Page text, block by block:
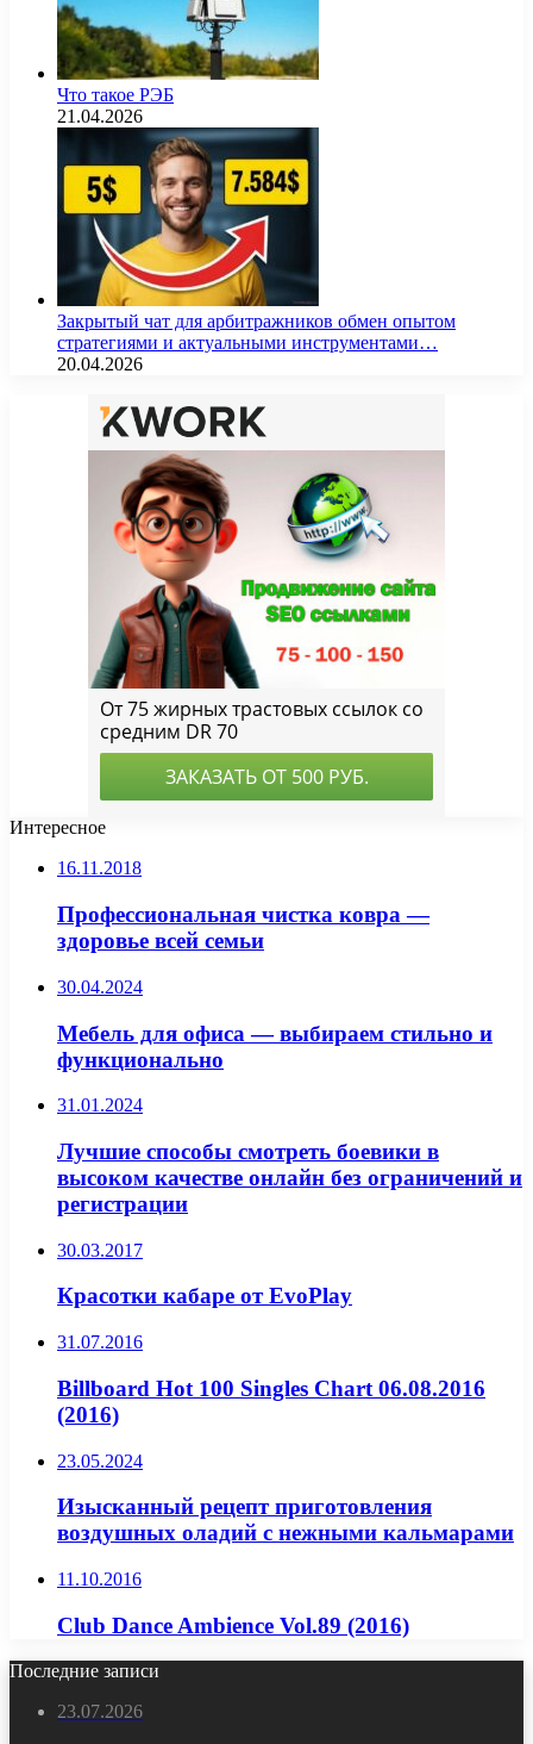
Что такое РЭБ
21.04.2026
Закрытый чат для арбитражников обмен опытом
стратегиями и актуальными инструментами…
20.04.2026
Интересное
16.11.2018
Профессиональная чистка ковра —
здоровье всей семьи
30.04.2024
Мебель для офиса — выбираем стильно и
функционально
31.01.2024
Лучшие способы смотреть боевики в
высоком качестве онлайн без ограничений и
регистрации
30.03.2017
Красотки кабаре от EvoPlay
31.07.2016
Billboard Hot 100 Singles Chart 06.08.2016
(2016)
23.05.2024
Изысканный рецепт приготовления
воздушных оладий с нежными кальмарами
11.10.2016
Club Dance Ambience Vol.89 (2016)
Последние записи
23.07.2026